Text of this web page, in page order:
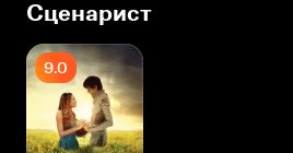
Сценарист
9.0